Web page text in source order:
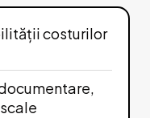
costurilor